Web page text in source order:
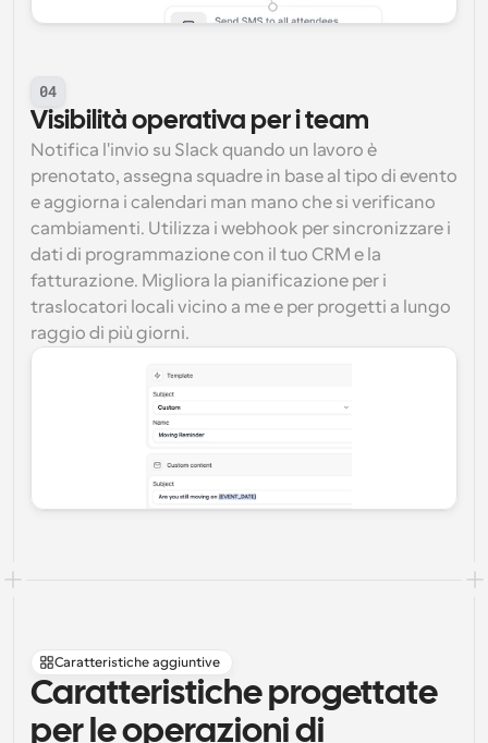
04
Visibilità operativa per i team
Notifica l'invio su Slack quando un lavoro è
prenotato, assegna squadre in base al tipo di evento
e aggiorna i calendari man mano che si verificano
cambiamenti. Utilizza i webhook per sincronizzare i
dati di programmazione con il tuo CRM e la
fatturazione. Migliora la pianificazione per i
traslocatori locali vicino a me e per progetti a lungo
raggio di più giorni.
Caratteristiche aggiuntive
Caratteristiche progettate
per le operazioni di